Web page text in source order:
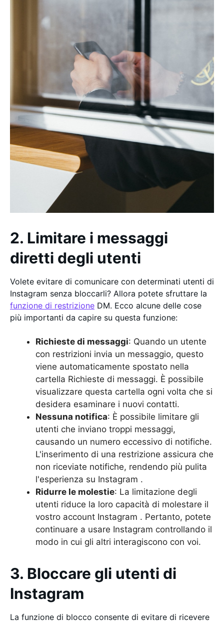
2. Limitare i messaggi
diretti degli utenti
Volete evitare di comunicare con determinati utenti di
Instagram senza bloccarli? Allora potete sfruttare la
funzione di restrizione DM. Ecco alcune delle cose
più importanti da capire su questa funzione:
Richieste di messaggi: Quando un utente
con restrizioni invia un messaggio, questo
viene automaticamente spostato nella
cartella Richieste di messaggi. È possibile
visualizzare questa cartella ogni volta che si
desidera esaminare i nuovi contatti.
Nessuna notifica: È possibile limitare gli
utenti che inviano troppi messaggi,
causando un numero eccessivo di notifiche.
L'inserimento di una restrizione assicura che
non riceviate notifiche, rendendo più pulita
l'esperienza su Instagram .
Ridurre le molestie: La limitazione degli
utenti riduce la loro capacità di molestare il
vostro account Instagram . Pertanto, potete
continuare a usare Instagram controllando il
modo in cui gli altri interagiscono con voi.
3. Bloccare gli utenti di
Instagram
La funzione di blocco consente di evitare di ricevere